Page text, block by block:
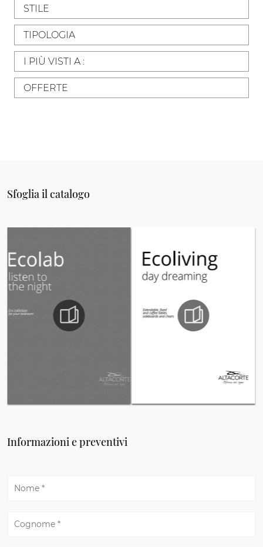
STILE
TIPOLOGIA
I PIÙ VISTI A :
OFFERTE
Sfoglia il catalogo
Informazioni e preventivi